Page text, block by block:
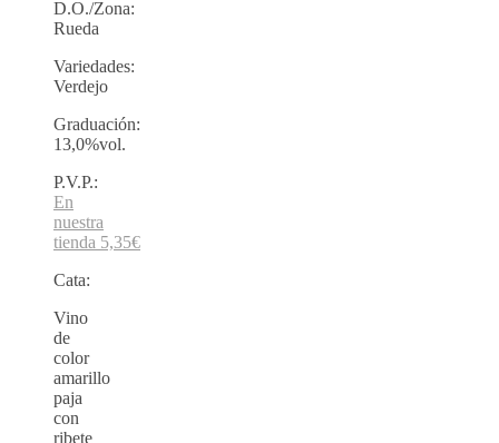
D.O./Zona:
Rueda
Variedades:
Verdejo
Graduación:
13,0%vol.
P.V.P.:
En
nuestra
tienda 5,35€
Cata:
Vino
de
color
amarillo
paja
con
ribete